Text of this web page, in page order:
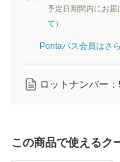
予定日期間内にお届
て ）
Pontaパス会員はさ
ロットナンバー：
この商品で使えるク